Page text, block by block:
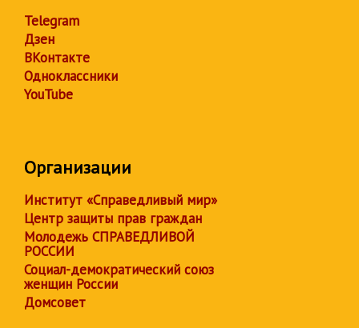
Telegram
Дзен
ВКонтакте
Одноклассники
YouTube
Организации
Институт «Справедливый мир»
Центр защиты прав граждан
Молодежь СПРАВЕДЛИВОЙ
РОССИИ
Социал-демократический союз
женщин России
Домсовет